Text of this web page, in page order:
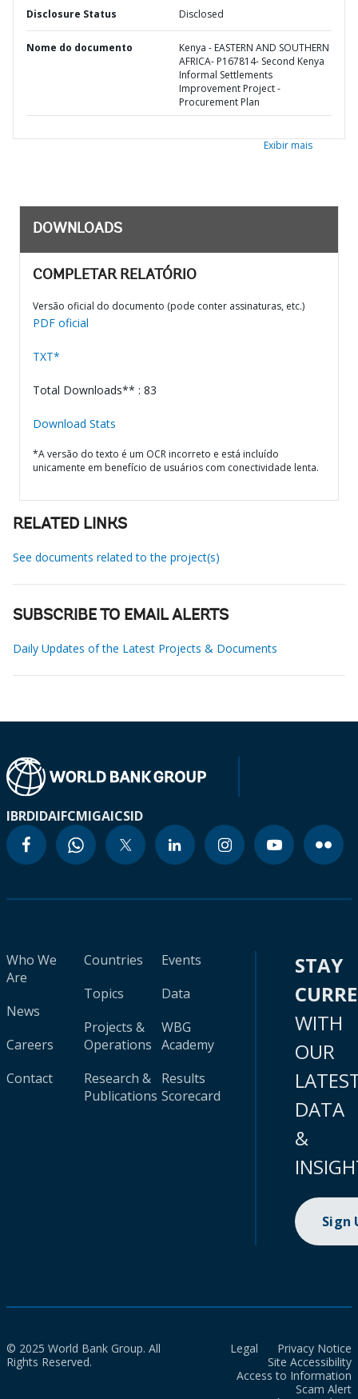
Disclosure Status Disclosed
Nome do documento
Kenya - EASTERN AND SOUTHERN
AFRICA- P167814- Second Kenya
Informal Settlements
Improvement Project -
Procurement Plan
Exibir mais
DOWNLOADS
COMPLETAR RELATÓRIO
Versão oficial do documento (pode conter assinaturas, etc.)
PDF oficial
TXT*
Total Downloads** : 83
Download Stats
*A versão do texto é um OCR incorreto e está incluído
unicamente em benefício de usuários com conectividade lenta.
RELATED LINKS
See documents related to the project(s)
SUBSCRIBE TO EMAIL ALERTS
Daily Updates of the Latest Projects & Documents
IBRDIDAIFCMIGAICSID
Who We
Are
News
Careers
Contact
Countries
Topics
Projects &
Operations
Research &
Publications
Events
Data
WBG
Academy
Results
Scorecard
STAY
WITH
OUR
DATA
&
Sign
© 2025 World Bank Group. All
Rights Reserved.
Legal
Privacy Notice
Site Accessibility
Access to Information
Scam Alert